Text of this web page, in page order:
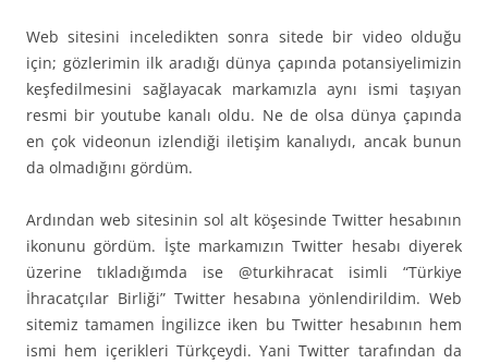
Web sitesini inceledikten sonra sitede bir video olduğu
için; gözlerimin ilk aradığı dünya çapında potansiyelimizin
keşfedilmesini sağlayacak markamızla aynı ismi taşıyan
resmi bir youtube kanalı oldu. Ne de olsa dünya çapında
en çok videonun izlendiği iletişim kanalıydı, ancak bunun
da olmadığını gördüm.
Ardından web sitesinin sol alt köşesinde Twitter hesabının
ikonunu gördüm. İşte markamızın Twitter hesabı diyerek
üzerine tıkladığımda ise @turkihracat isimli “Türkiye
İhracatçılar Birliği” Twitter hesabına yönlendirildim. Web
sitemiz tamamen İngilizce iken bu Twitter hesabının hem
ismi hem içerikleri Türkçeydi. Yani Twitter tarafından da